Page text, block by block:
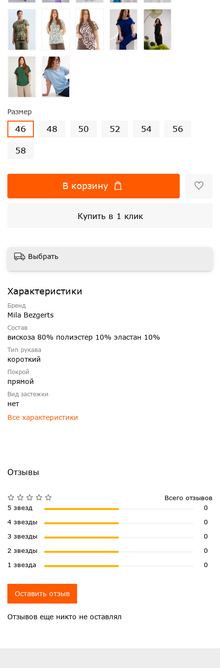
Размер
46 48 50 52 54 56
58
В корзину
Купить в 1 клик
Выбрать
Характеристики
Бренд
Mila Bezgerts
Состав
вискоза 80% полиэстер 10% эластан 10%
Тип рукава
короткий
Покрой
прямой
Вид застежки
нет
Все характеристики
Отзывы
Отзывов еще никто не оставлял
Всего отзывов
5 звезд
0
4 звезды
0
3 звезды
0
2 звезды
0
1 звезда
0
Оставить отзыв